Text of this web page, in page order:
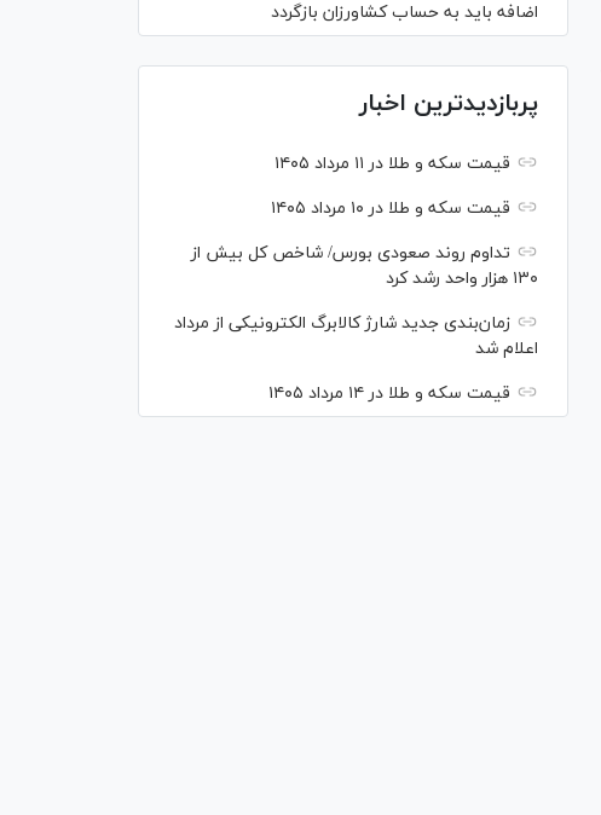
اضافه باید به حساب کشاورزان بازگردد
پربازدیدترین اخبار
قیمت سکه و طلا در ۱۱ مرداد ۱۴۰۵
قیمت سکه و طلا در ۱۰ مرداد ۱۴۰۵
تداوم روند صعودی بورس/ شاخص کل بیش از
۱۳۰ هزار واحد رشد کرد
زمان‌بندی جدید شارژ کالابرگ الکترونیکی از مرداد
اعلام شد
قیمت سکه و طلا در ۱۴ مرداد ۱۴۰۵